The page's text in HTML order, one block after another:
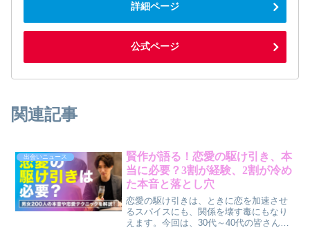
詳細ページ
公式ページ
関連記事
出会いニュース
賢作が語る！恋愛の駆け引き、本
当に必要？3割が経験、2割が冷め
た本音と落とし穴
恋愛の駆け引きは、ときに恋を加速させ
るスパイスにも、関係を壊す毒にもなり
えます。今回は、30代～40代の皆さんが